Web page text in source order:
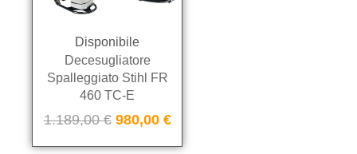
Disponibile
Decesugliatore
Spalleggiato Stihl FR
460 TC-E
1.189,00€ 980,00 €